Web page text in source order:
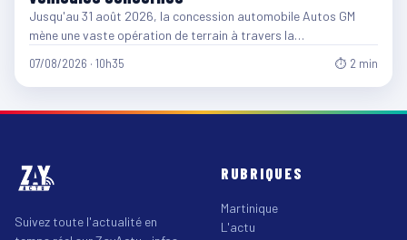
Jusqu'au 31 août 2026, la concession automobile Autos GM
mène une vaste opération de terrain à travers la…
07/08/2026 · 10h35 ⏱ 2 min
Suivez toute l'actualité en
RUBRIQUES
Martinique
L'actu